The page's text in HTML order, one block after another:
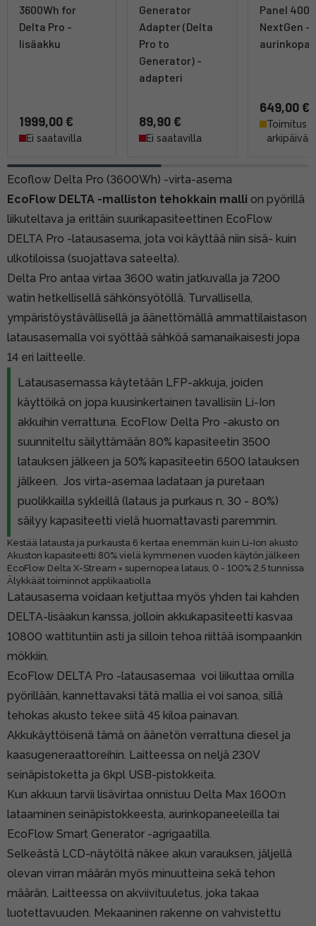
3600Wh for
Delta Pro -
lisäakku
1999,00 €
Ei saatavilla
Generator
Adapter (Delta
Pro to
Generator) -
adapteri
89,90 €
Ei saatavilla
Panel
NextGen -
649,00 €
Toimitus
arkipäivää
Ecoflow Delta Pro (3600Wh) -virta-asema
EcoFlow DELTA -malliston tehokkain malli on pyörillä
liikuteltava ja erittäin suurikapasiteettinen EcoFlow
DELTA Pro -latausasema, jota voi käyttää niin sisä- kuin
ulkotiloissa (suojattava sateelta).
Delta Pro antaa virtaa 3600 watin jatkuvalla ja 7200
watin hetkellisellä sähkönsyötöllä. Turvallisella,
ympäristöystävällisellä ja äänettömällä ammattilaistason
latausasemalla voi syöttää sähköä samanaikaisesti jopa
14 eri laitteelle.
Latausasemassa käytetään LFP-akkuja, joiden
käyttöikä on jopa kuusinkertainen tavallisiin Li-Ion
akkuihin verrattuna. EcoFlow Delta Pro -akusto on
suunniteltu säilyttämään 80% kapasiteetin 3500
latauksen jälkeen ja 50% kapasiteetin 6500 latauksen
jälkeen. Jos virta-asemaa ladataan ja puretaan
puolikkailla sykleillä (lataus ja purkaus n. 30 - 80%)
säilyy kapasiteetti vielä huomattavasti paremmin.
Kestää latausta ja purkausta 6 kertaa enemmän kuin Li-Ion akusto
Akuston kapasiteetti 80% vielä kymmenen vuoden käytön jälkeen
EcoFlow Delta X-Stream = supernopea lataus, 0 - 100% 2,5 tunnissa
Älykkäät toiminnot applikaatiolla
Latausasema voidaan ketjuttaa myös yhden tai kahden
DELTA-lisäakun kanssa, jolloin akkukapasiteetti kasvaa
10800 wattituntiin asti ja silloin tehoa riittää isompaankin
mökkiin.
EcoFlow DELTA Pro -latausasemaa voi liikuttaa omilla
pyörillään, kannettavaksi tätä mallia ei voi sanoa, sillä
tehokas akusto tekee siitä 45 kiloa painavan.
Akkukäyttöisenä tämä on äänetön verrattuna diesel ja
kaasugeneraattoreihin. Laitteessa on neljä 230V
seinäpistoketta ja 6kpl USB-pistokkeita.
Kun akkuun tarvii lisävirtaa onnistuu Delta Max 1600:n
lataaminen seinäpistokkeesta, aurinkopaneeleilla tai
EcoFlow Smart Generator -agrigaatilla.
Selkeästä LCD-näytöltä näkee akun varauksen, jäljellä
olevan virran määrän myös minuutteina sekä tehon
määrän. Laitteessa on akviivituuletus, joka takaa
luotettavuuden. Mekaaninen rakenne on vahvistettu